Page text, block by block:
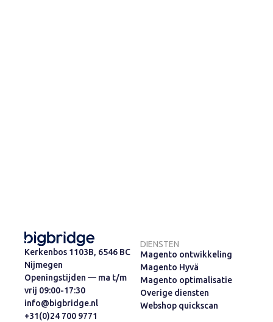
Kerkenbos 1103B, 6546 BC
Nijmegen
Openingstijden — ma t/m
vrij 09:00-17:30
info@bigbridge.nl
+31(0)24 700 9771
DIENSTEN
Magento ontwikkeling
Magento Hyvä
Magento optimalisatie
Overige diensten
Webshop quickscan